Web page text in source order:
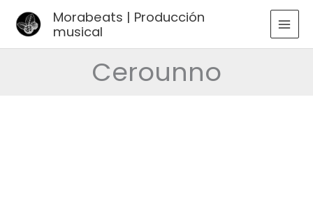
Morabeats | Producción
musical
Cerounno